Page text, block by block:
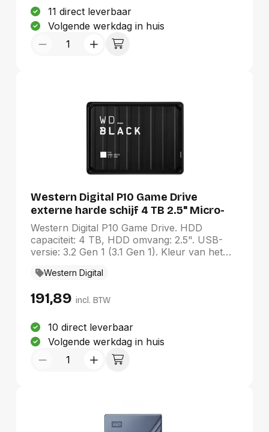
11 direct leverbaar
Volgende werkdag in huis
Western Digital P10 Game Drive
externe harde schijf 4 TB 2.5" Micro-
USB B 3.2 Gen 1 (3.1 Gen 1) Zwart
Western Digital P10 Game Drive. HDD
capaciteit: 4 TB, HDD omvang: 2.5". USB-
versie: 3.2 Gen 1 (3.1 Gen 1). Kleur van het
Western Digital
191,89 incl. BTW
10 direct leverbaar
Volgende werkdag in huis